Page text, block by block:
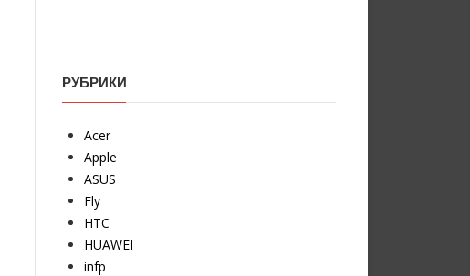
РУБРИКИ
Acer
Apple
ASUS
Fly
HTC
HUAWEI
infp